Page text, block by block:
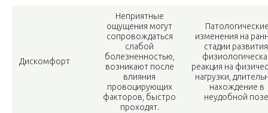
Дискомфорт
Неприятные
ощущения могут
сопровождаться
слабой
болезненностью,
возникают после
влияния
провоцирующих
факторов, быстро
проходят.
изменения на
стадии
реакция на
нагрузки,
нахождение в
неудобной